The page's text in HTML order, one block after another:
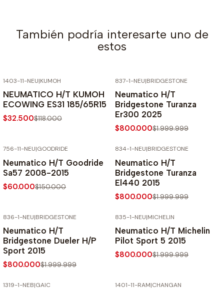
También podría interesarte uno de
estos
1403-11-NEU|KUMOH
NEUMATICO H/T KUMOH
ECOWING ES31 185/65R15
$32.500$118.000
837-1-NEU|BRIDGESTONE
Neumatico H/T
Bridgestone Turanza
Er300 2025
$800.000$1.999.999
756-11-NEU|GOODRIDE
Neumatico H/T Goodride
Sa57 2008-2015
$60.000$150.000
834-1-NEU|BRIDGESTONE
Neumatico H/T
Bridgestone Turanza
El440 2015
$800.000$1.999.999
836-1-NEU|BRIDGESTONE
Neumatico H/T
Bridgestone Dueler H/P
Sport 2015
$800.000$1.999.999
835-1-NEU|MICHELIN
Neumatico H/T Michelin
Pilot Sport 5 2015
$800.000$1.999.999
1319-1-NEB|GAIC 1401-11-RAM|CHANGAN